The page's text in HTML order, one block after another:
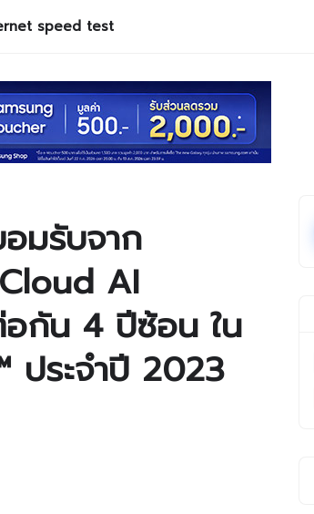
speed test
มรับจาก
AI
กัน 4 ปีซ้อน ใน
ประจำปี 2023